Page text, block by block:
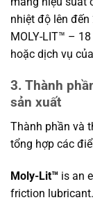
nhiệt độ lên đến
MOLY-LIT™ –
hoặc dịch vụ
3. Thành
sản xuất
Thành phần và
tổng hợp các
Moly-Lit™ is an
friction